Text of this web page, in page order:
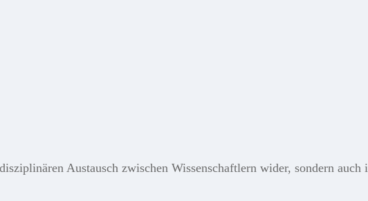
Austausch zwischen Wissenschaftlern wider, sondern